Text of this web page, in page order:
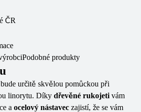
ČR
Podobné produkty
určitě skvělou pomůckou při
linorytu. Díky dřevěné rukojeti vám
a ocelový nástavec zajistí, že se vám